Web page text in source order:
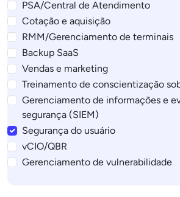
PSA/Central de Atendimento
Cotação e aquisição
RMM/Gerenciamento de terminais
Backup SaaS
Vendas e marketing
Treinamento de conscientização
Gerenciamento de informações e
segurança (SIEM)
Segurança do usuário
vCIO/QBR
Gerenciamento de vulnerabilidade